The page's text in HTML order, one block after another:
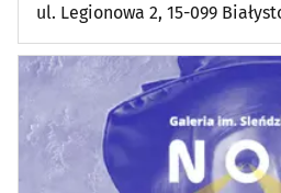
ul. Legionowa 2, 15-099